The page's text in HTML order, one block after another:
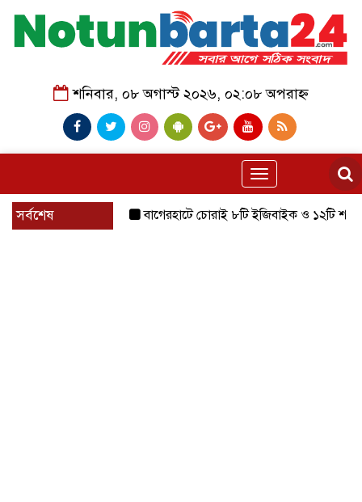
শনিবার, ০৮ অগাস্ট ২০২৬, ০২:০৮ অপরাহ্ন
Toggle
navigation
সর্বশেষ বাগেরহাটে চোরাই ৮টি ইজিবাইক ও ১২টি